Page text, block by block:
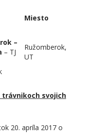
Miesto
–
– TJ
Ružomberok,
UT
svojich
20. apríla 2017 o